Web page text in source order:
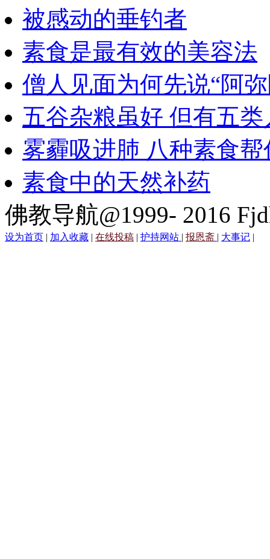
被感动的垂钓者
素食是最有效的美容法
僧人见面为何先说“阿
五谷杂粮虽好 但有五
雾霾吸进肺 八种素食帮
素食中的天然补药
佛教导航@1999- 2016
设为首页 | 加入收藏 | 在线投稿 | 护持网站 | 报恩斋 | 大事记 |